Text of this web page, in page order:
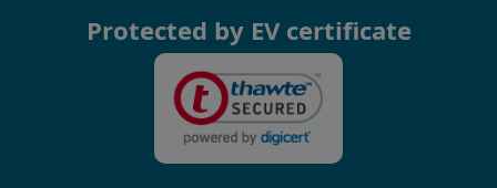
Protected by EV certificate